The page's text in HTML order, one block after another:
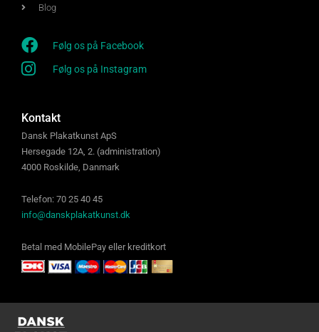
Blog
Følg os på Facebook
Følg os på Instagram
Kontakt
Dansk Plakatkunst ApS
Hersegade 12A, 2. (administration)
4000 Roskilde, Danmark
Telefon: 70 25 40 45
info@danskplakatkunst.dk
Betal med MobilePay eller kreditkort